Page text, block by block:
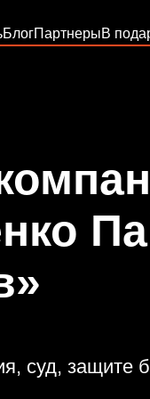
БлогПартнерыВ
суд, защите